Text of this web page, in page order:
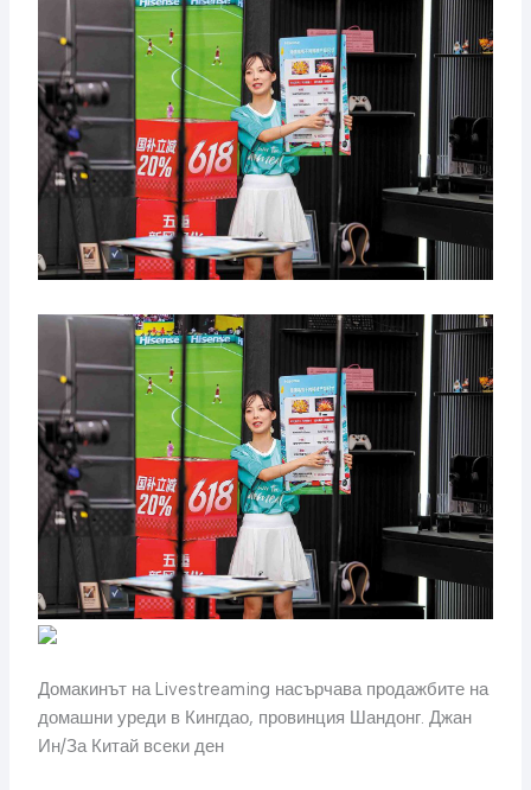
Домакинът на Livestreaming насърчава продажбите на
домашни уреди в Кингдао, провинция Шандонг. Джан
Ин/За Китай всеки ден